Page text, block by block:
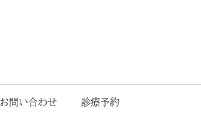
お問い合わせ 診療予約